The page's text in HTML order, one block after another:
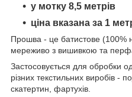
у мотку 8,5 метрів
ціна вказана за 1
Прошва - це батистове (100%
мереживо з вишивкою та
Застосовується для обробки
різних текстильних виробів -
скатертин, фартухів.